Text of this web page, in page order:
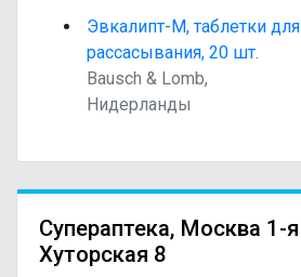
Эвкалипт-М, таблетки для
рассасывания, 20 шт.
Bausch & Lomb,
Нидерланды
Супераптека, Москва 1-я
Хуторская 8